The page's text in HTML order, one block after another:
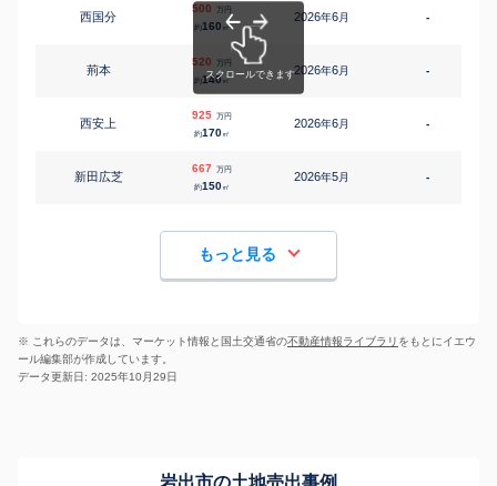
西国分
500 万円
約160 ㎡
2026年6月 -
荊本
520 万円
約140㎡
2026年6月 -
西安上
925 万円
約170㎡
2026年6月 -
新田広芝
667 万円
約150㎡
2026年5月 -
もっと見る
※ これらのデータは、マーケット情報と国土交通省の不動産情報ライブラリ をもとにイエウ
ール編集部が作成しています。
データ更新日: 2025年10月29日
岩出市の土地売出事例